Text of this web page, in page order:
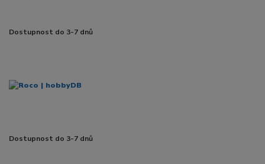
Dostupnost do 3-7 dnů
Dostupnost do 3-7 dnů